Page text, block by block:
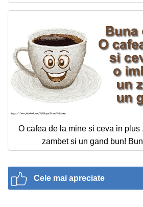
O cafea de la mine si ceva in plus
zambet si un gand bun!
Cele mai apreciate